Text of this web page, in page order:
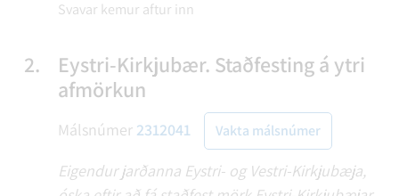
Svavar kemur aftur inn
2.
Eystri-Kirkjubær. Staðfesting á ytri
afmörkun
Málsnúmer 2312041 Vakta málsnúmer
Eigendur jarðanna Eystri- og Vestri-Kirkjubæja,